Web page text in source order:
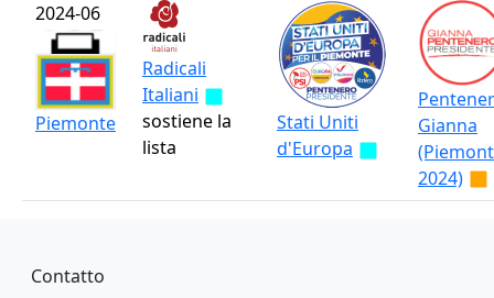
2024-06
Piemonte
Radicali
Italiani
sostiene la
lista
Stati Uniti
d'Europa
Gianna
2024)
Piè di pagina
Contatto